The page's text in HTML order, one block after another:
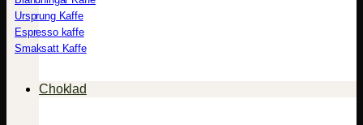
Ursprung Kaffe
Espresso kaffe
Smaksatt Kaffe
Choklad